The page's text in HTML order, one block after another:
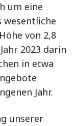
um eine
wesentliche
von 2,8
2023 darin
in etwa
Jahr.
unserer